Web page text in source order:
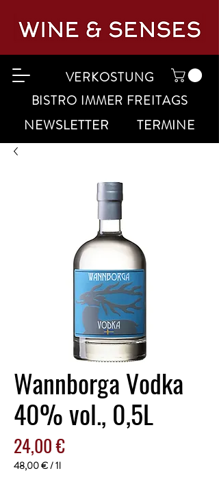
VERKOSTUNG
BISTRO IMMER FREITAGS
NEWSLETTER TERMINE
Wannborga Vodka
40% vol., 0,5L
24,00 €Preis
48,00 €/1l